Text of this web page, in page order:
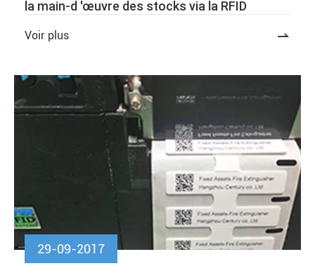
la main-d 'œuvre des stocks via la RFID
Voir plus 
29-09-2017